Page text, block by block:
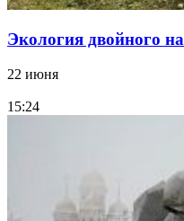
Экология двойного
22 июня
15:24